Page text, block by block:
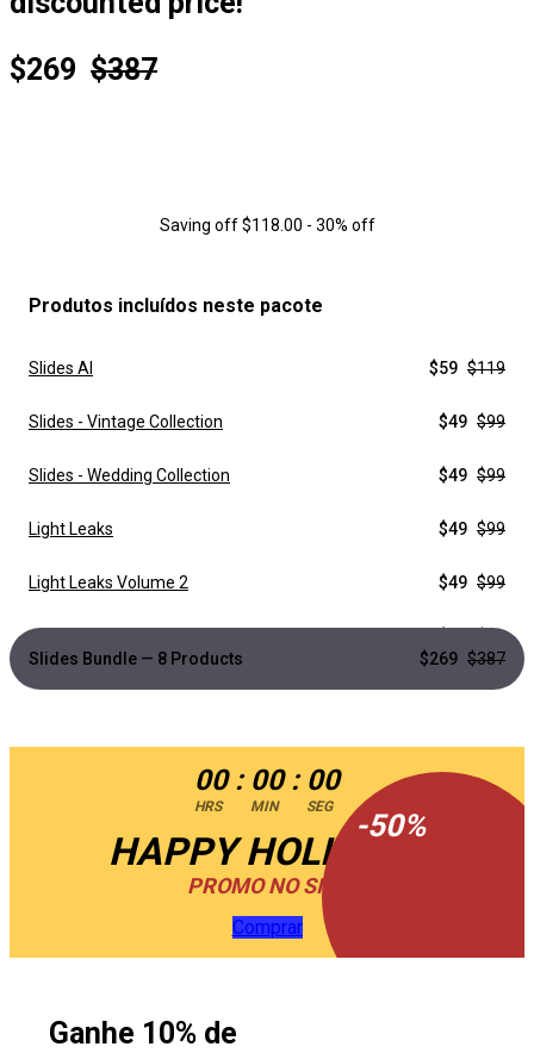
$269 $387
Saving off $118.00 - 30% off
Produtos incluídos neste pacote
Slides AI $59 $119
Slides - Vintage Collection $49 $99
Slides - Wedding Collection $49 $99
Light Leaks $49 $99
Light Leaks Volume 2 $49 $99
Footages to Comps $49
Split Screens $49 $99
Old Film Constructor $59 $119
Slides Bundle — 8 Products $269 $387
-50%
00
HRS
: 00
MIN
: 00
SEG
HAPPY HOLIDAYS
PROMO NO SITE
Comprar
Ganhe 10% de